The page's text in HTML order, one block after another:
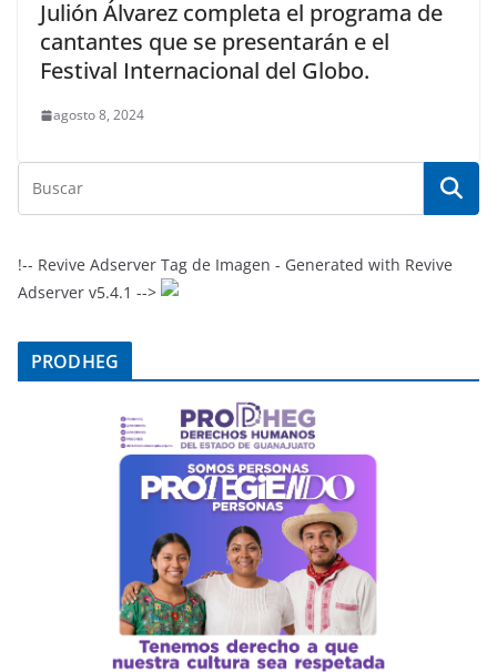
Julión Álvarez completa el programa de
cantantes que se presentarán e el
Festival Internacional del Globo.
agosto 8, 2024
!-- Revive Adserver Tag de Imagen - Generated with Revive
Adserver v5.4.1 -->
PRODHEG